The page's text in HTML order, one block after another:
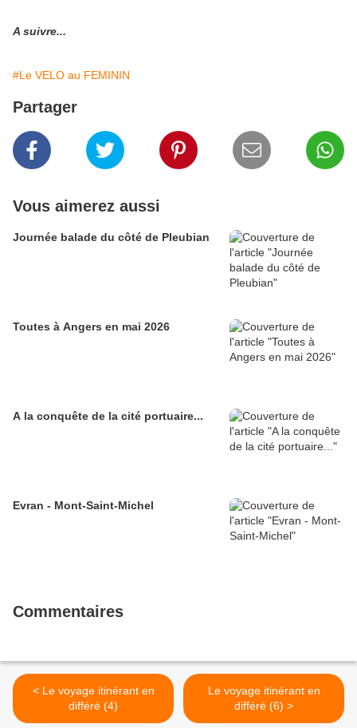
A suivre...
#Le VELO au FEMININ
Partager
Vous aimerez aussi
Journée balade du côté de Pleubian
Toutes à Angers en mai 2026
A la conquête de la cité portuaire...
Evran - Mont-Saint-Michel
Commentaires
< Le voyage itinérant en
différé (4)
Le voyage itinérant en
différé (6) >